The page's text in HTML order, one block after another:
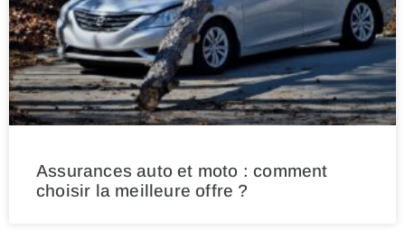
Assurances auto et moto : comment
choisir la meilleure offre ?